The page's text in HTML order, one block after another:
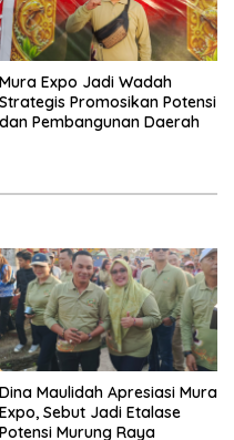
Mura Expo Jadi Wadah
Strategis Promosikan Potensi
dan Pembangunan Daerah
Dina Maulidah Apresiasi Mura
Expo, Sebut Jadi Etalase
Potensi Murung Raya